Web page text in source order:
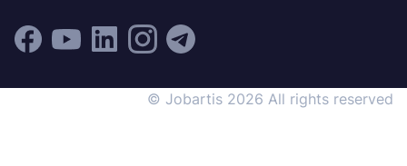
© Jobartis 2026 All rights reserved